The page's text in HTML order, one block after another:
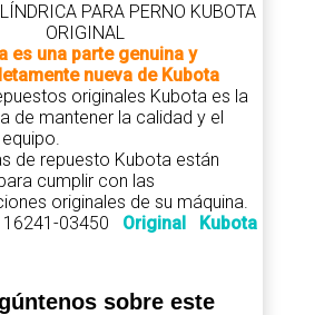
PARA PERNO KUBOTA
ORIGINAL
es una parte genuina y
nueva de Kubota
originales Kubota es la
de mantener la calidad y el
de repuesto Kubota están
cumplir con las
originales de su máquina.
03450 Original Kubota
sobre este